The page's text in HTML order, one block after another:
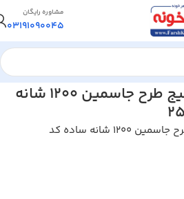
مشاوره رایگان
03191090045
فرش کلاریس وینتیج طرح جاسمین 1200 شانه